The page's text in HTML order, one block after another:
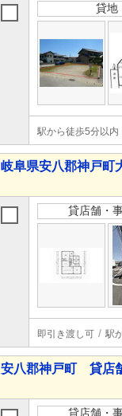
貸地
駅から徒歩5分以内
岐阜県安八郡神戸町
貸店舗・
即引き渡し可 駅
安八郡神戸町 貸店
貸店舗・